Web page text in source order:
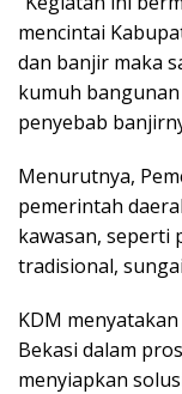
mencintai
dan banjir maka
kumuh
penyebab
Menurutnya,
pemerintah
kawasan, seperti
tradisional,
KDM
Bekasi dalam
menyiapkan